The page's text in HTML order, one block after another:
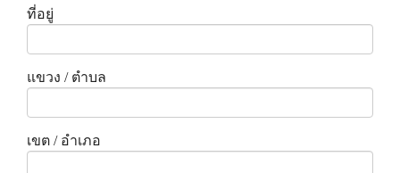
ที่อยู่
แขวง / ตำบล
เขต / อำเภอ